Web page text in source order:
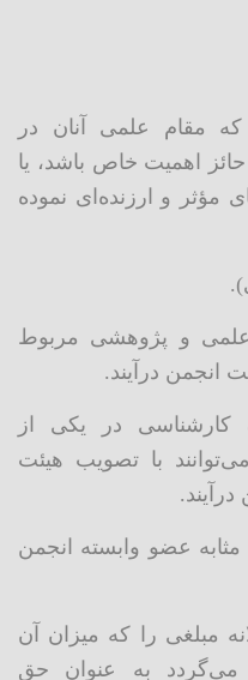
مقام علمی آنان در
حائز اهمیت خاص باشد، یا
مؤثر و ارزنده‌ای نموده
علمی و پژوهشی مربوط
انجمن درآیند.
کارشناسی در یکی از
مذکور در بند 1-6 می‌توانند با تصویب هیئت
مثابه عضو وابسته انجمن
مبلغی را که میزان آن
به عنوان حق